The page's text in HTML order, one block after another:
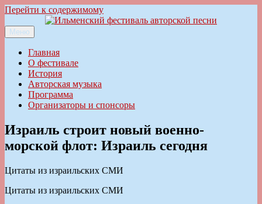
Перейти к содержимому
Ильменский фестиваль авторской песни
Меню
Главная
О фестивале
История
Авторская музыка
Программа
Организаторы и спонсоры
Израиль строит новый военно-
морской флот: Израиль сегодня
Цитаты из израильских СМИ
Цитаты из израильских СМИ